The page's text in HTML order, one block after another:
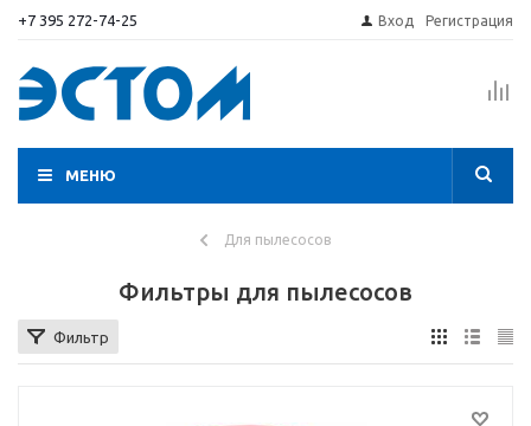
+7 395 272-74-25 Вход Регистрация
МЕНЮ
Для пылесосов
Фильтры для пылесосов
Фильтр